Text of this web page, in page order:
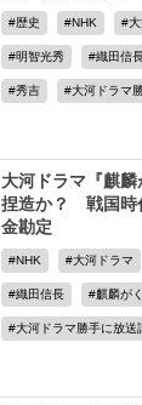
歴史 NHK
明智光秀 織田信
秀吉 大河ドラマ
大河ドラマ『麒
捏造か？ 戦国時
金勘定
NHK 大河ドラマ
織田信長 麒麟が
大河ドラマ勝手に放送